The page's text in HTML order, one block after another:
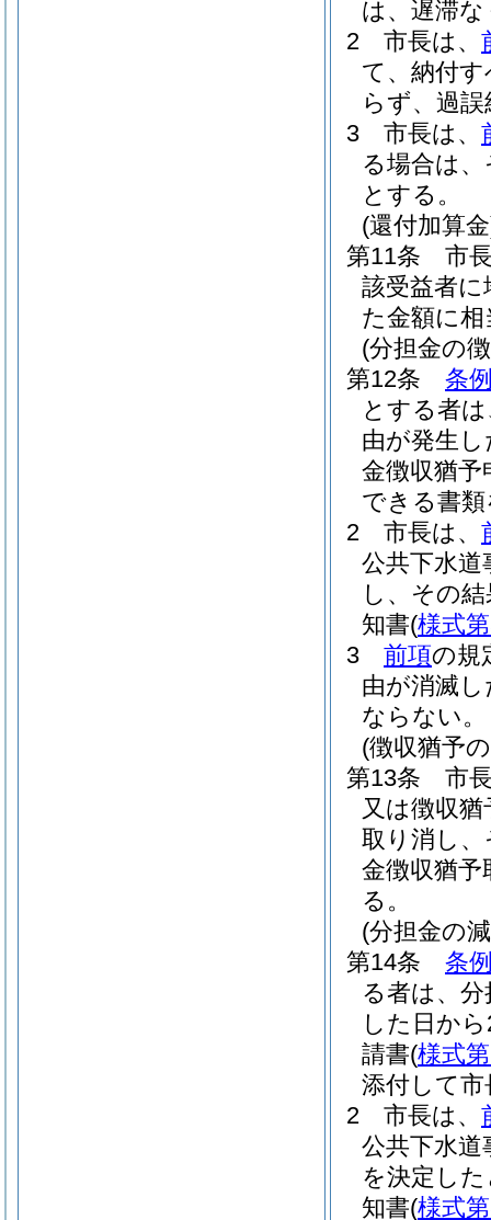
は、遅滞
2
市長は、
て、納付
らず、過
3
市長は、
る場合は
とする。
(還付加算
第11条
市
該受益者に
た金額に
(分担金の
第12条
条
とする者
由が発生
金徴収猶予
できる書
2
市長は、
公共下水道
し、その
知書(様式
3
前項の規
由が消滅
ならない。
(徴収猶予
第13条
市
又は徴収
取り消し、
金徴収猶予
る。
(分担金の
第14条
条
る者は、
した日か
請書(様式
添付して
2
市長は、
公共下水道
を決定し
知書(様式